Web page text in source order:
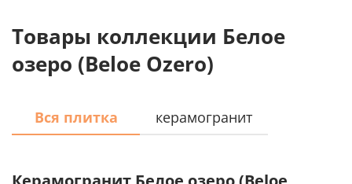
Товары коллекции Белое
озеро (Beloe Ozero)
Вся плитка керамогранит